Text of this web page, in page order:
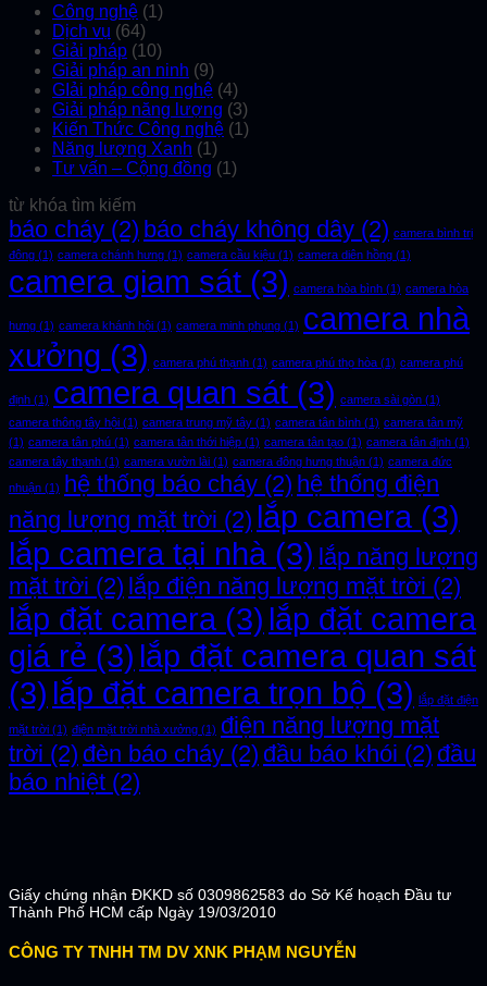
Công nghệ (1)
Dịch vụ (64)
Giải pháp (10)
Giải pháp an ninh (9)
GIải pháp công nghệ (4)
Giải pháp năng lượng (3)
Kiến Thức Công nghệ (1)
Năng lượng Xanh (1)
Tư vấn – Cộng đồng (1)
từ khóa tìm kiếm
báo cháy (2) báo cháy không dây (2) camera bình trị
đông (1) camera chánh hưng (1) camera cầu kiệu (1) camera diên hồng (1)
camera giam sát (3) camera hòa bình (1) camera hòa
hưng (1) camera khánh hội (1) camera minh phụng (1) camera nhà
xưởng (3) camera phú thạnh (1) camera phú thọ hòa (1) camera phú
định (1) camera quan sát (3) camera sài gòn (1)
camera thông tây hội (1) camera trung mỹ tây (1) camera tân bình (1) camera tân mỹ
(1) camera tân phú (1) camera tân thới hiệp (1) camera tân tạo (1) camera tân định (1)
camera tây thạnh (1) camera vườn lài (1) camera đông hưng thuận (1) camera đức
nhuận (1) hệ thống báo cháy (2) hệ thống điện
năng lượng mặt trời (2) lắp camera (3)
lắp camera tại nhà (3) lắp năng lượng
mặt trời (2) lắp điện năng lượng mặt trời (2)
lắp đặt camera (3) lắp đặt camera
giá rẻ (3) lắp đặt camera quan sát
(3) lắp đặt camera trọn bộ (3) lắp đặt điện
mặt trời (1) điện mặt trời nhà xưởng (1) điện năng lượng mặt
trời (2) đèn báo cháy (2) đầu báo khói (2) đầu
báo nhiệt (2)
Giấy chứng nhận ĐKKD số 0309862583 do Sở Kế hoạch Đầu tư
Thành Phố HCM cấp Ngày 19/03/2010
CÔNG TY TNHH TM DV XNK PHẠM NGUYỄN